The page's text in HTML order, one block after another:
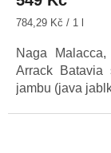
je
5,0
5
hvězdiček.
Měrná
784,29 Kč / 1 l
Naga
Arrack Batavia
jambu (java